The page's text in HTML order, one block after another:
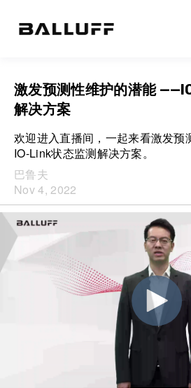
激发预测性维护的潜能
解决方案
欢迎进入直播间，一起来看激发
IO-Link状态监测解决方案。
巴鲁夫
Nov 4, 2022